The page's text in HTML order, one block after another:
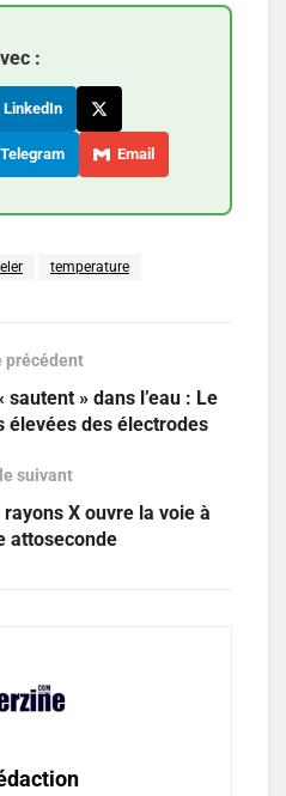
:
LinkedIn
Telegram Email
temperature
précédent
» dans l’eau : Le
élevées des électrodes
suivant
X ouvre la voie à
attoseconde